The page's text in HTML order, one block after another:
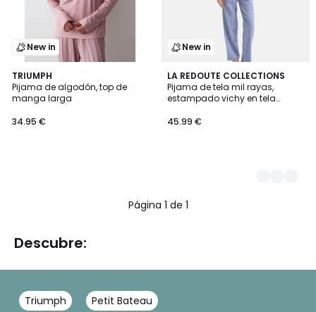
New in
TRIUMPH
Pijama de algodón, top de
manga larga
34.95 €
New in
LA REDOUTE COLLECTIONS
Pijama de tela mil rayas,
estampado vichy en tela
45.99 €
2
Colores
Página 1 de 1
Descubre:
Triumph Petit Bateau